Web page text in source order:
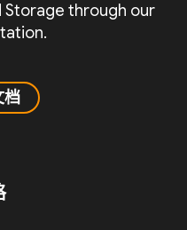
Storage through our
档